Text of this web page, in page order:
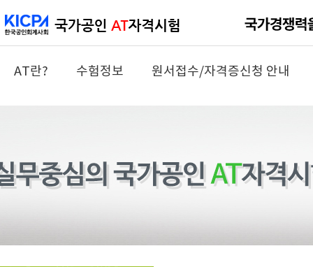
AT란? 수험정보 원서접수/자격증신청 안내